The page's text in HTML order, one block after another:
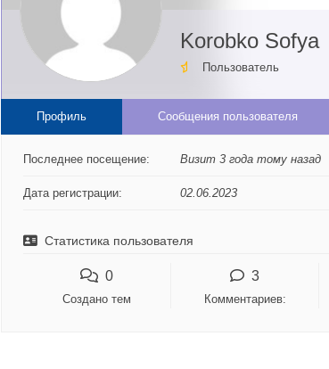
Korobko Sofya
Пользователь
Профиль Сообщения пользователя
Последнее посещение: Визит 3 года тому назад
Дата регистрации: 02.06.2023
Статистика пользователя
0
Создано тем
3
Комментариев: